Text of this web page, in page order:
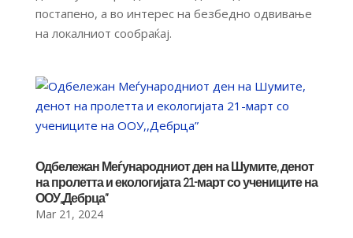
постапено, а во интерес на безбедно одвивање
на локалниот сообраќај.
Одбележан Меѓународниот ден на Шумите, денот
на пролетта и екологијата 21-март со учениците на
ООУ,,Дебрца”
Mar 21, 2024